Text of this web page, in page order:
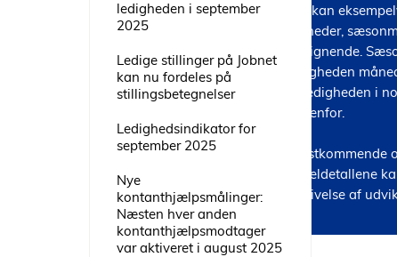
ledigheden i september
2025
Ledige stillinger på Jobnet
kan nu fordeles på
stillingsbetegnelser
Ledighedsindikator for
september 2025
Nye
kontanthjælpsmålinger:
Næsten hver anden
kontanthjælpsmodtager
var aktiveret i august 2025
Det kan
måneder,
og lignende.
ledigheden
af ledigheden i
nedenfor.
Næstkommende
tilmeldetallene
angivelse af